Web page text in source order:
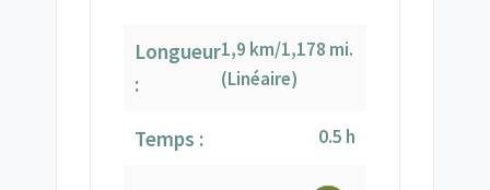
Longueur
:
1,9 km/1,178 mi.
(Linéaire)
Temps : 0.5 h